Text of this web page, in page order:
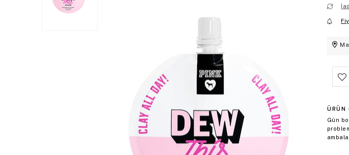
ÜRÜN
Gün